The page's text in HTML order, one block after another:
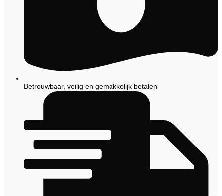
Betrouwbaar, veilig en gemakkelijk betalen